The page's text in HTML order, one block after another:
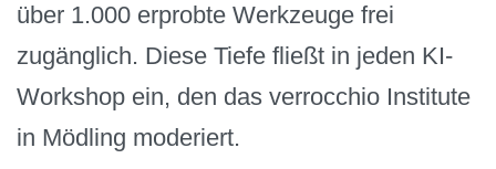
über 1.000 erprobte Werkzeuge frei
zugänglich. Diese Tiefe fließt in jeden KI-
Workshop ein, den das verrocchio Institute
in Mödling moderiert.